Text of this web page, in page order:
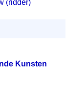
(ridder)
Kunsten